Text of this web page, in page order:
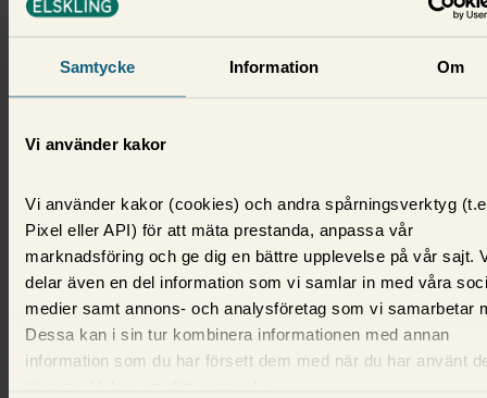
Samtycke Information Om
Vi använder kakor
Vi använder kakor (cookies) och andra spårningsverktyg
Pixel eller API) för att mäta prestanda, anpassa vår
marknadsföring och ge dig en bättre upplevelse på vår sajt.
delar även en del information som vi samlar in med våra
medier samt annons- och analysföretag som vi samarbetar
Dessa kan i sin tur kombinera informationen med annan
information som du har försett dem med när du har använt
Därför ska du välja elavtal - 400
000 soffliggare tvingas betala dyrt
för el
Fler än 400 000 svenskar tvingas betala mer för
el. Så gör du för att slippa vara en av dem.
15 juli 2026, Ola Söderlind